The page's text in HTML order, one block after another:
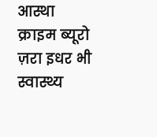
आस्था
क्राइम ब्यूरो
ज़रा इधर भी
स्वास्थ्य